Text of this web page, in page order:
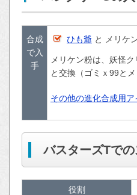
合成
で入
手
ひも爺 と メリケ
メリケン粉は、妖怪
と交換（ゴミｘ99と
その他の進化合成用
バスターズTで
役割